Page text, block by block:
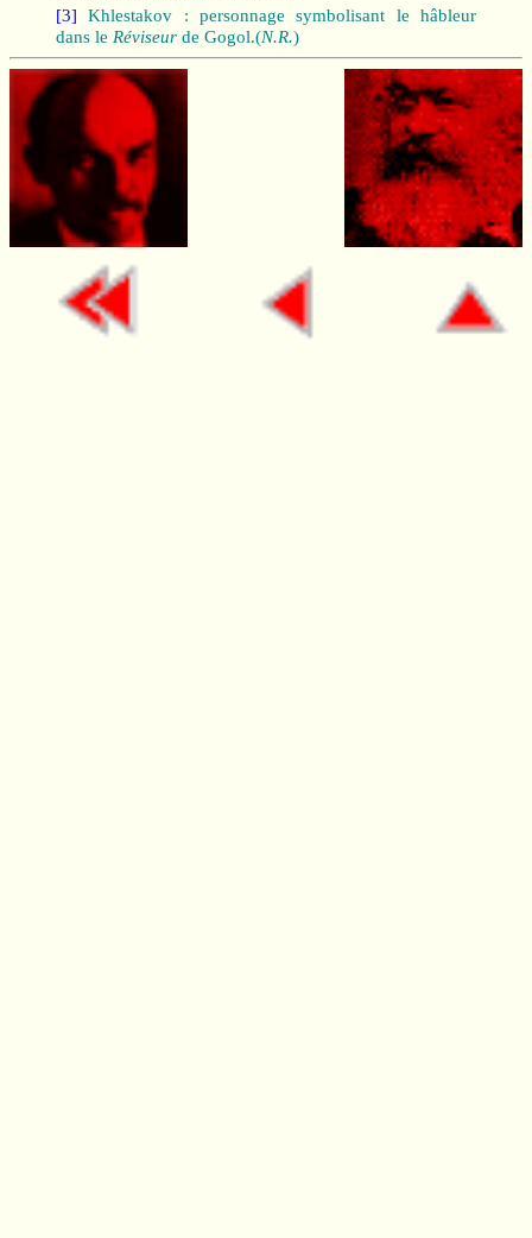
[3] Khlestakov : personnage symbolisant le hâbleur
dans le Réviseurde Gogol.(N.R.)